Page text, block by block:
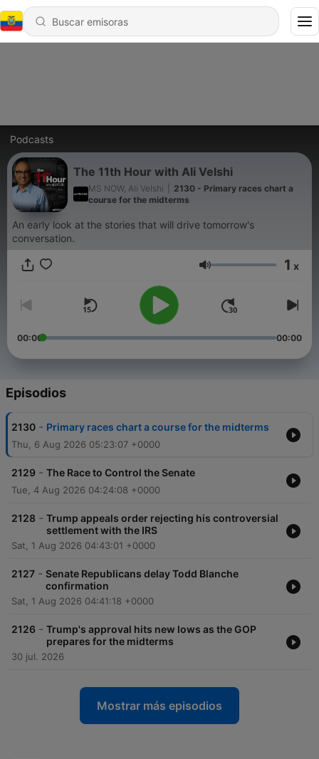
Podcasts
The 11th Hour with Ali Velshi
MS NOW, Ali Velshi
2130 - Primary races chart a
course for the midterms
An early look at the stories that will drive tomorrow's
conversation.
Volumen 1 x
00:00 00:00
Episodios
2130 - Primary races chart a course for the midterms
Thu, 6 Aug 2026 05:23:07 +0000
2129 - The Race to Control the Senate
Tue, 4 Aug 2026 04:24:08 +0000
2128 - Trump appeals order rejecting his controversial
settlement with the IRS
Sat, 1 Aug 2026 04:43:01 +0000
2127 - Senate Republicans delay Todd Blanche
confirmation
Sat, 1 Aug 2026 04:41:18 +0000
2126 - Trump's approval hits new lows as the GOP
prepares for the midterms
30 jul. 2026
Mostrar más episodios